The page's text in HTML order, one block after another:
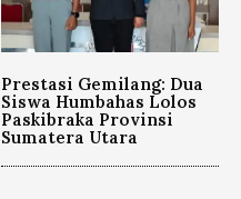
Prestasi Gemilang: Dua
Siswa Humbahas Lolos
Paskibraka Provinsi
Sumatera Utara